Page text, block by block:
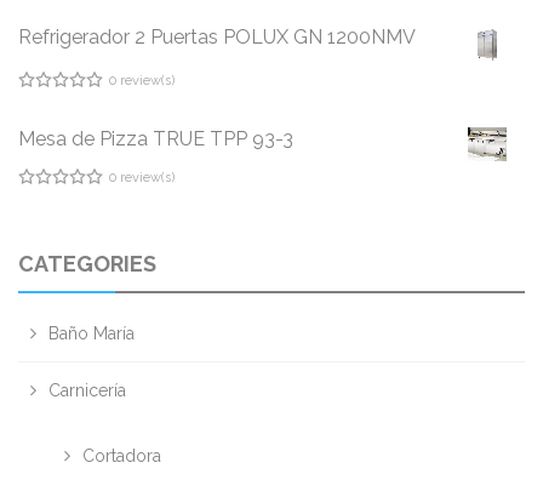
BASES REDONDAS PARA DULCES
ABRIDORES DE LATA
RAMEKIN DE MELAMINA
GUANTES PARA HORNEAR
REMOS DE ACERO INOX
of
Refrigerador 2 Puertas POLUX GN 1200NMV
of
0 review(s)
Mesa de Pizza TRUE TPP 93-3
0 review(s)
CATEGORIES
Baño María
Carnicería
Cortadora